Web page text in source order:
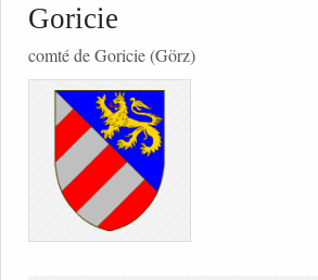
Goricie
comté de Goricie (Görz)